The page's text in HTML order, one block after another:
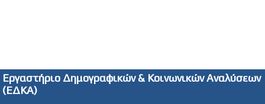
Εργαστήριο Δημογραφικών & Κοινωνικών Αναλύσεων
(ΕΔΚΑ)